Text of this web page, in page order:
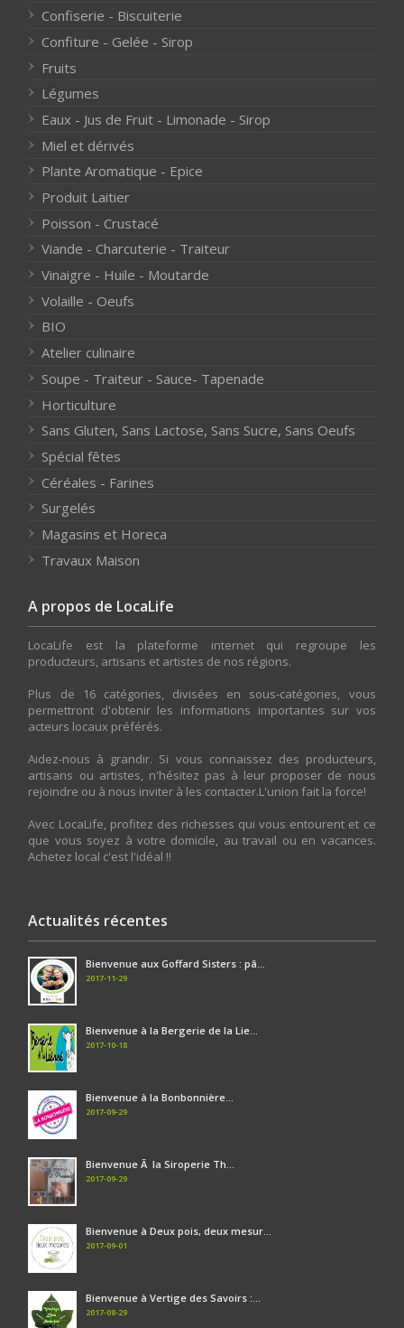
Confiserie - Biscuiterie
Confiture - Gelée - Sirop
Fruits
Légumes
Eaux - Jus de Fruit - Limonade - Sirop
Miel et dérivés
Plante Aromatique - Epice
Produit Laitier
Poisson - Crustacé
Viande - Charcuterie - Traiteur
Vinaigre - Huile - Moutarde
Volaille - Oeufs
BIO
Atelier culinaire
Soupe - Traiteur - Sauce- Tapenade
Horticulture
Sans Gluten, Sans Lactose, Sans Sucre, Sans Oeufs
Spécial fêtes
Céréales - Farines
Surgelés
Magasins et Horeca
Travaux Maison
A propos de LocaLife
LocaLife est la plateforme internet qui regroupe les
producteurs, artisans et artistes de nos régions.
Plus de 16 catégories, divisées en sous-catégories, vous
permettront d'obtenir les informations importantes sur vos
acteurs locaux préférés.
Aidez-nous à grandir. Si vous connaissez des producteurs,
artisans ou artistes, n'hésitez pas à leur proposer de nous
rejoindre ou à nous inviter à les contacter.L'union fait la force!
Avec LocaLife, profitez des richesses qui vous entourent et ce
que vous soyez à votre domicile, au travail ou en vacances.
Achetez local c'est l'idéal !!
Actualités récentes
Bienvenue aux Goffard Sisters : pâ...
2017-11-29
Bienvenue à la Bergerie de la Lie...
2017-10-18
Bienvenue à la Bonbonnière...
2017-09-29
Bienvenue Ã la Siroperie Th...
2017-09-29
Bienvenue à Deux pois, deux mesur...
2017-09-01
Bienvenue à Vertige des Savoirs :...
2017-08-29